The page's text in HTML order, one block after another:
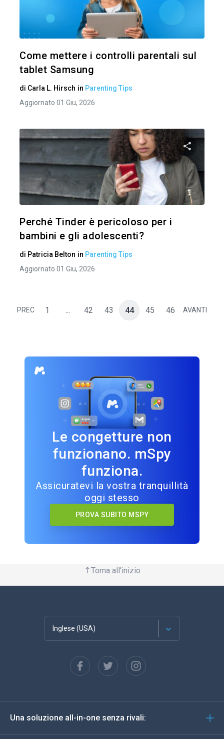
Come mettere i controlli parentali sul
tablet Samsung
di Carla L. Hirsch in Parenting Tips
Aggiornato 01 Giu, 2026
Condividi
Perché Tinder è pericoloso per i
bambini e gli adolescenti?
di Patricia Belton in Parenting Tips
Aggiornato 01 Giu, 2026
PREC 1 ... 42 43 44 45 46 AVANTI
Le congetture non
funzionano. mSpy
funziona.
Assicuratevi la vostra tranquillità
oggi stesso
PROVA SUBITO MSPY
Torna all'inizio
Inglese (USA)
Español
Deutsch
Una soluzione all-in-one senza rivali: